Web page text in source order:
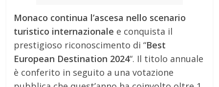
Monaco continua l’ascesa nello scenario
turistico internazionale e conquista il
prestigioso riconoscimento di “Best
European Destination 2024“. Il titolo annuale
è conferito in seguito a una votazione